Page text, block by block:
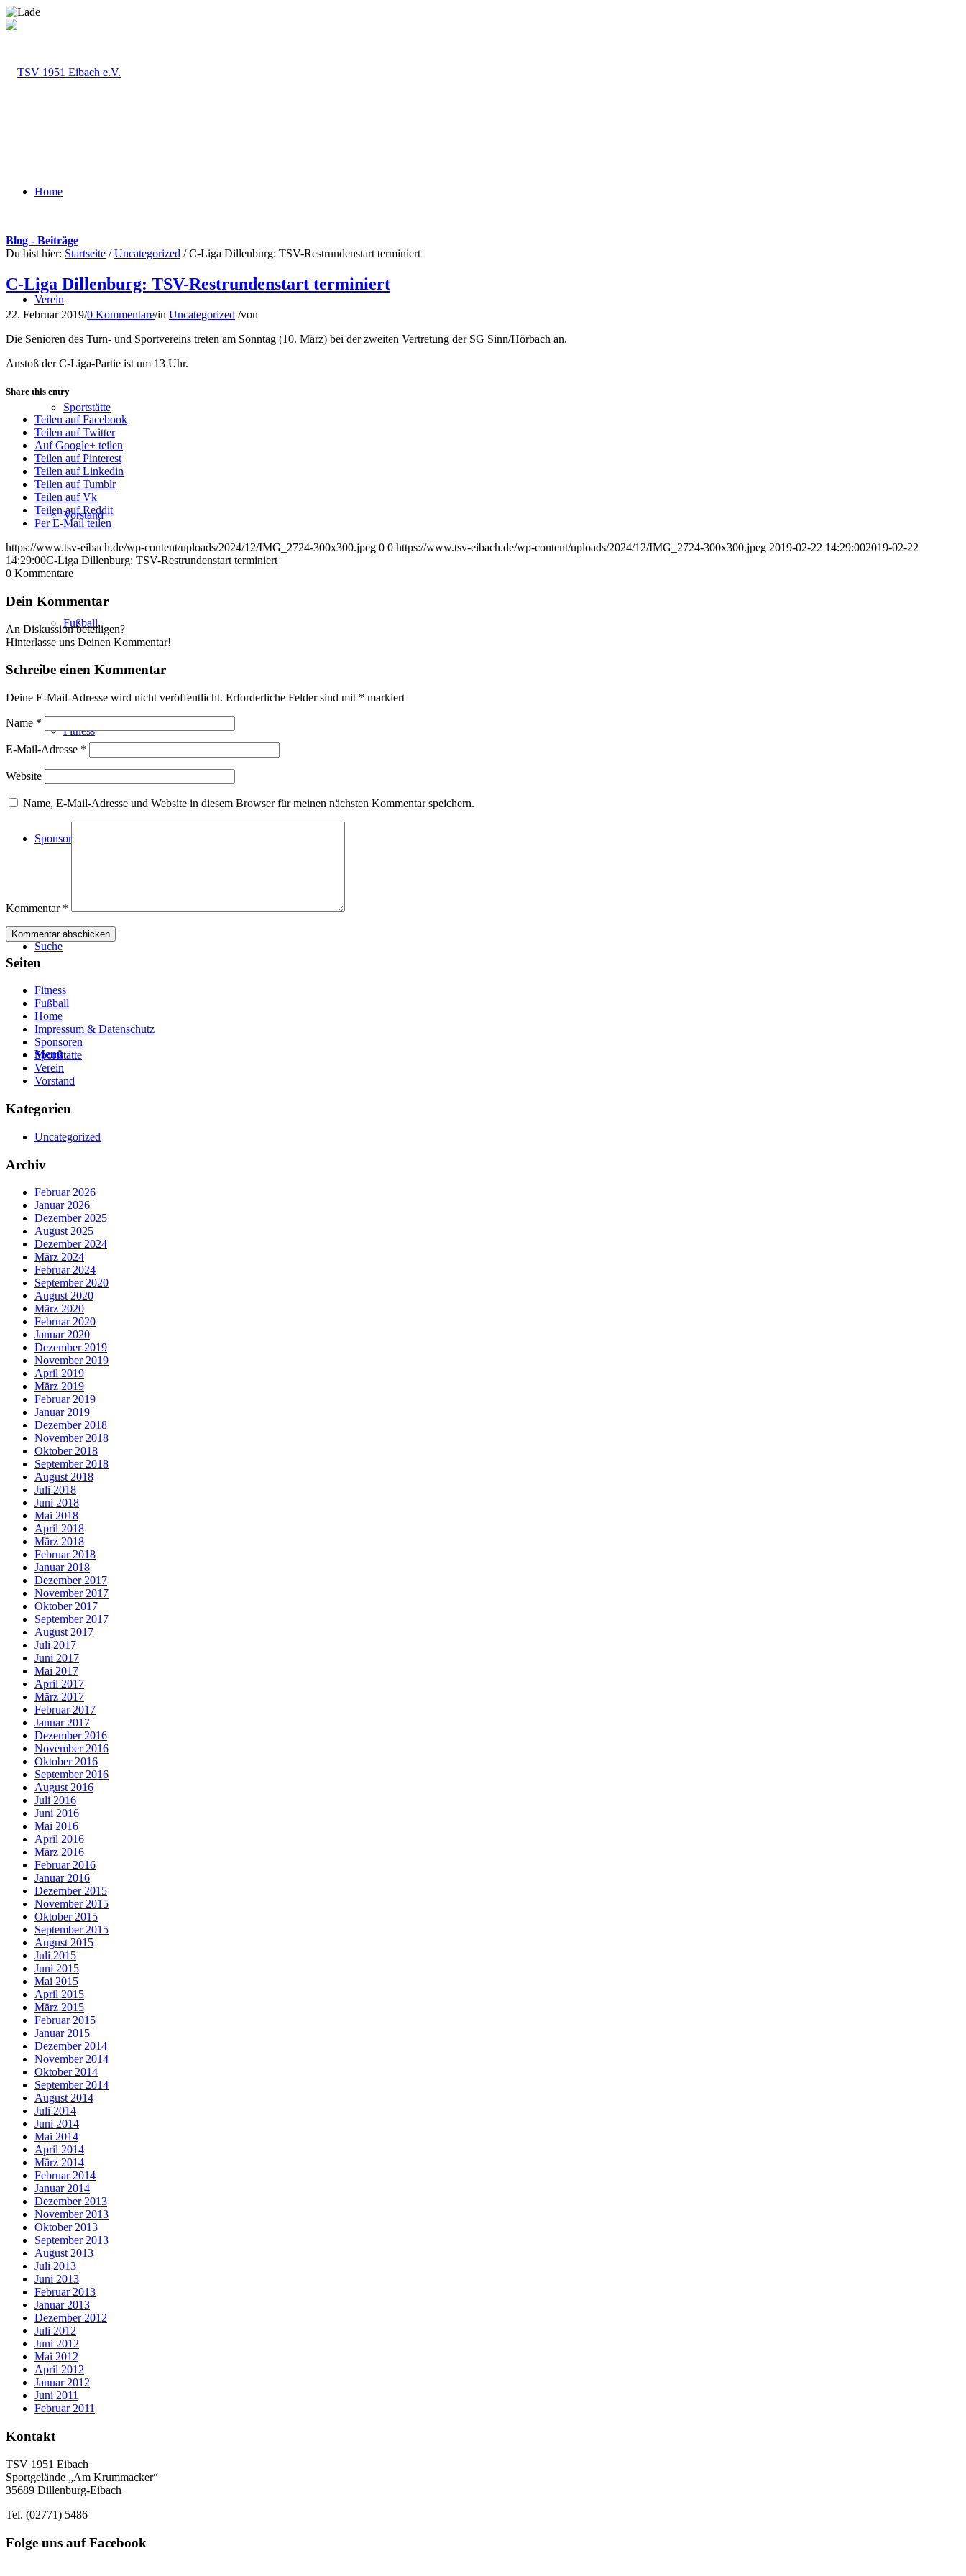
Home
Verein
Sportstätte
Vorstand
Fußball
Fitness
Sponsoren
Suche
Menü
Blog - Beiträge
Du bist hier: Startseite / Uncategorized / C-Liga Dillenburg: TSV-Restrundenstart terminiert
C-Liga Dillenburg: TSV-Restrundenstart terminiert
22. Februar 2019/0 Kommentare/in Uncategorized /von
Die Senioren des Turn- und Sportvereins treten am Sonntag (10. März) bei der zweiten Vertretung der SG Sinn/Hörbach an.
Anstoß der C-Liga-Partie ist um 13 Uhr.
Share this entry
Teilen auf Facebook
Teilen auf Twitter
Auf Google+ teilen
Teilen auf Pinterest
Teilen auf Linkedin
Teilen auf Tumblr
Teilen auf Vk
Teilen auf Reddit
Per E-Mail teilen
https://www.tsv-eibach.de/wp-content/uploads/2024/12/IMG_2724-300x300.jpeg 0 0 https://www.tsv-eibach.de/wp-content/uploads/2024/12/IMG_2724-300x300.jpeg 2019-02-22 14:29:002019-02-22
14:29:00C-Liga Dillenburg: TSV-Restrundenstart terminiert
0 Kommentare
Dein Kommentar
An Diskussion beteiligen?
Hinterlasse uns Deinen Kommentar!
Schreibe einen Kommentar
Deine E-Mail-Adresse wird nicht veröffentlicht. Erforderliche Felder sind mit * markiert
Name *
E-Mail-Adresse *
Website
Name, E-Mail-Adresse und Website in diesem Browser für meinen nächsten Kommentar speichern.
Kommentar *
Seiten
Fitness
Fußball
Home
Impressum & Datenschutz
Sponsoren
Sportstätte
Verein
Vorstand
Kategorien
Uncategorized
Archiv
Februar 2026
Januar 2026
Dezember 2025
August 2025
Dezember 2024
März 2024
Februar 2024
September 2020
August 2020
März 2020
Februar 2020
Januar 2020
Dezember 2019
November 2019
April 2019
März 2019
Februar 2019
Januar 2019
Dezember 2018
November 2018
Oktober 2018
September 2018
August 2018
Juli 2018
Juni 2018
Mai 2018
April 2018
März 2018
Februar 2018
Januar 2018
Dezember 2017
November 2017
Oktober 2017
September 2017
August 2017
Juli 2017
Juni 2017
Mai 2017
April 2017
März 2017
Februar 2017
Januar 2017
Dezember 2016
November 2016
Oktober 2016
September 2016
August 2016
Juli 2016
Juni 2016
Mai 2016
April 2016
März 2016
Februar 2016
Januar 2016
Dezember 2015
November 2015
Oktober 2015
September 2015
August 2015
Juli 2015
Juni 2015
Mai 2015
April 2015
März 2015
Februar 2015
Januar 2015
Dezember 2014
November 2014
Oktober 2014
September 2014
August 2014
Juli 2014
Juni 2014
Mai 2014
April 2014
März 2014
Februar 2014
Januar 2014
Dezember 2013
November 2013
Oktober 2013
September 2013
August 2013
Juli 2013
Juni 2013
Februar 2013
Januar 2013
Dezember 2012
Juli 2012
Juni 2012
Mai 2012
April 2012
Januar 2012
Juni 2011
Februar 2011
Kontakt
TSV 1951 Eibach
Sportgelände „Am Krummacker“
35689 Dillenburg-Eibach
Tel. (02771) 5486
Folge uns auf Facebook